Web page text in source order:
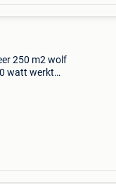
250 m2 wolf
watt werkt